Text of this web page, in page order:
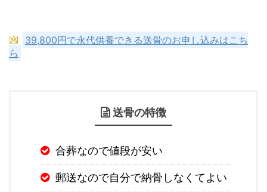
39,800円で永代供養できる送骨のお申し込みはこち
ら
送骨の特徴
合葬なので値段が安い
郵送なので自分で納骨しなくてよい